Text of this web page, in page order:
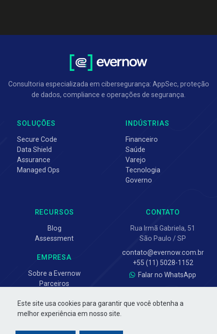
Este site usa cookies para garantir que você obtenha a
melhor experiência em nosso site.
Consultoria especializada em cibersegurança: AppSec, proteção
de dados, compliance e operações de segurança.
SOLUÇÕES
Secure Code
Data Shield
Assurance
Managed Ops
INDÚSTRIAS
Financeiro
Saúde
Varejo
Tecnologia
Governo
RECURSOS
Blog
Assessment
EMPRESA
Sobre a Evernow
Parceiros
CONTATO
Rua Irmã Gabriela, 51
São Paulo / SP
contato@evernow.com.br
+55 (11) 5028-1152
Falar no WhatsApp